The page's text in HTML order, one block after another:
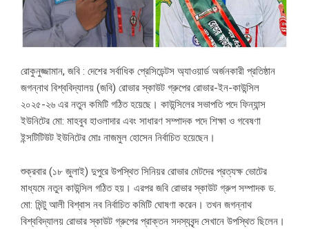
রোকুনুজ্জামান, জবি : দেশের সর্বাধিক প্রেসিডেন্টস অ্যাওয়ার্ড অর্জনকারী প্রতিষ্ঠান
জগন্নাথ বিশ্ববিদ্যালয় (জবি) রোভার স্কাউট গ্রুপের রোভার-ইন-কাউন্সিল
২০২৫-২৬ এর নতুন কমিটি গঠিত হয়েছে। কাউন্সিলের সভাপতি পদে ফিন্যান্স
ইউনিটের মো: মাহবুব হাওলাদার এবং সাধারণ সম্পাদক পদে শিক্ষা ও গবেষণা
ইন্সটিটিউট ইউনিটের মোঃ নাজমুল হোসেন নির্বাচিত হয়েছেন।
শুক্রবার (১৮ জুলাই) দুপুরে উপস্থিত সিনিয়র রোভার মেটদের প্রত্যক্ষ ভোটের
মাধ্যমে নতুন কাউন্সিল গঠিত হয়। এরপর জবি রোভার স্কাউট গ্রুপ সম্পাদক ড.
মো: মিন্টু আলী বিশ্বাস নব নির্বাচিত কমিটি ঘোষণা করেন। তখন জগন্নাথ
বিশ্ববিদ্যালয় রোভার স্কাউট গ্রুপের প্রাক্তন সদস্যবৃন্দ সেখানে উপস্থিত ছিলেন।